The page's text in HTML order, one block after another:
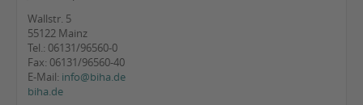
Wallstr. 5
55122 Mainz
Tel.: 06131/96560-0
Fax: 06131/96560-40
E-Mail: info@biha.de
biha.de